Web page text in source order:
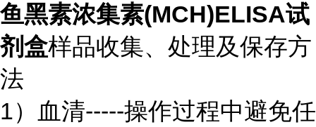
鱼黑素浓集素(MCH)ELISA试
剂盒样品收集、处理及保存方
法
1）血清-----操作过程中避免任